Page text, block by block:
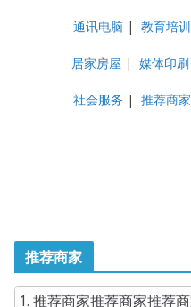
通讯电脑 | 教育培训
居家房屋 | 媒体印刷
社会服务 | 推荐商家
推荐商家